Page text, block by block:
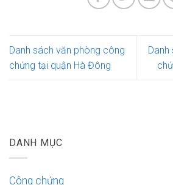
Danh sách văn phòng công
chứng tại quận Hà Đông
DANH MỤC
Công chứng